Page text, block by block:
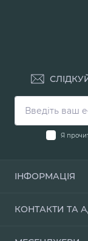
Я
ІНФОРМАЦІЯ
Про нас
КОНТАКТИ ТА